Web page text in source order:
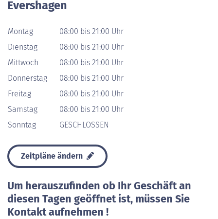
Evershagen
Montag
08:00 bis 21:00 Uhr
Dienstag
08:00 bis 21:00 Uhr
Mittwoch
08:00 bis 21:00 Uhr
Donnerstag
08:00 bis 21:00 Uhr
Freitag
08:00 bis 21:00 Uhr
Samstag
08:00 bis 21:00 Uhr
Sonntag
GESCHLOSSEN
Zeitpläne ändern
Um herauszufinden ob Ihr Geschäft an
diesen Tagen geöffnet ist, müssen Sie
Kontakt aufnehmen !